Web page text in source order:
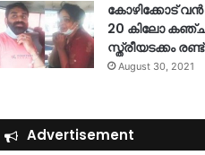
കോഴിക്കോട്
20 കിലോ
സ്ത്രീയടക്കം
August 30, 2021
Advertisement